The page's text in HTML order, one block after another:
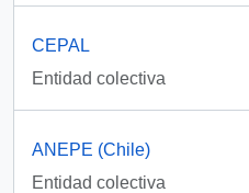
CEPAL
Entidad colectiva
ANEPE (Chile)
Entidad colectiva